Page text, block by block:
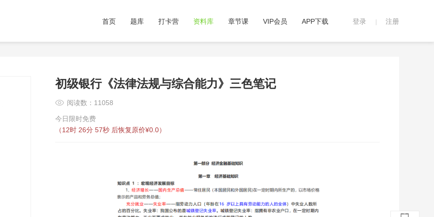
登录 注册
首页 题库 打卡营 资料库 章节课 VIP会员 APP下载
初级银行《法律法规与综合能力》三色笔记
阅读数：11058
今日限时免费
（12时 26分 57秒 后恢复原价¥0.0）